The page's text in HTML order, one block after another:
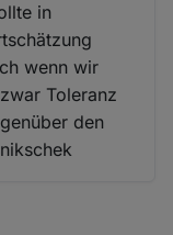
in
wenn wir
Toleranz
den